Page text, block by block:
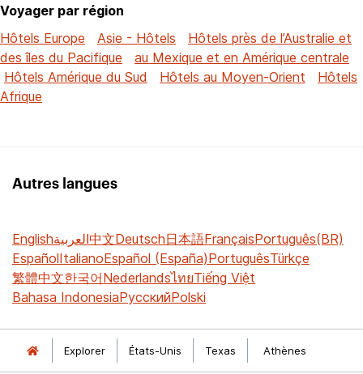
Voyager par région
Hôtels Europe
Asie - Hôtels
Hôtels près de l’Australie et
des îles du Pacifique
au Mexique et en Amérique centrale
Hôtels Amérique du Sud
Hôtels au Moyen-Orient
Hôtels
Afrique
Autres langues
Englishالعربية中文Deutsch日本語FrançaisPortuguês(BR)
EspañolItalianoEspañol (España)PortuguêsTürkçe
繁體中文한국어NederlandsไทยTiếng Việt
Bahasa IndonesiaРусскийPolski
Explorer États-Unis Texas Athènes